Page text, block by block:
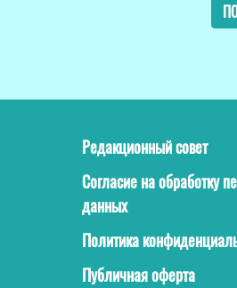
Редакционный совет
Согласие на обработку
данных
Политика
Публичная оферта